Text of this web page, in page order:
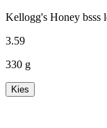
Kellogg's Honey bsss
3.59
330 g
Kies